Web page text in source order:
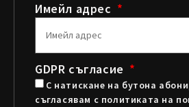
Имейл адрес
GDPR съгласие
С натискане на бутона
съгласявам с политиката на